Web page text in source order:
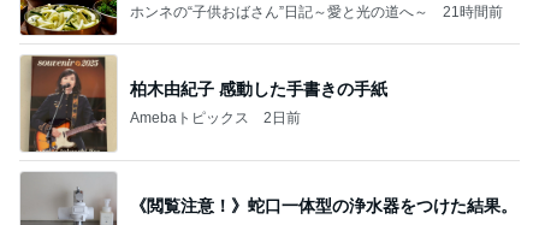
ホンネの“子供おばさん”日記～愛と光の道へ～ 21時間前
柏木由紀子 感動した手書きの手紙
Amebaトピックス 2日前
《閲覧注意！》蛇口一体型の浄水器をつけた結果。